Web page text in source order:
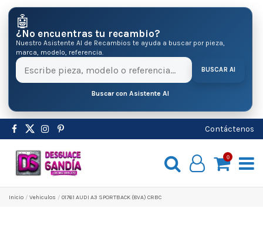
🤖
¿No encuentras tu recambio?
Nuestro Asistente AI de Recambios te ayuda a buscar por pieza,
marca, modelo, referencia.
BUSCAR AI
Buscar con Asistente AI
Contáctenos
0
Inicio Vehiculos 01761 AUDI A3 SPORTBACK (8VA) CRBC